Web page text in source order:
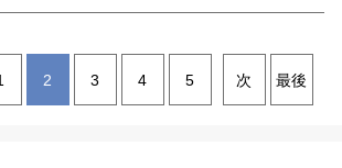
2 3 4 5 次 最後